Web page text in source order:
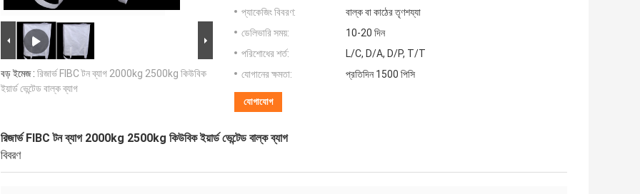
বড় ইমেজ : রিজার্ভ FIBC টন ব্যাগ 2000kg 2500kg কিউবিক
ইয়ার্ড ভেন্টেড বাল্ক ব্যাগ
প্যাকেজিং বিবরণ:
বাল্ক বা কাঠের তৃণশয্যা
ডেলিভারি সময়:
10-20 দিন
পরিশোধের শর্ত:
L/C, D/A, D/P, T/T
যোগানের ক্ষমতা:
প্রতিদিন 1500 পিসি
যোগাযোগ
রিজার্ভ FIBC টন ব্যাগ 2000kg 2500kg কিউবিক ইয়ার্ড ভেন্টেড বাল্ক ব্যাগ
বিবরণ